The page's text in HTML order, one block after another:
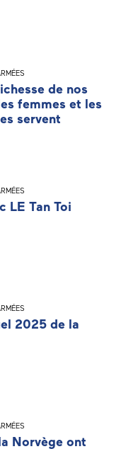
de nos
femmes et les
servent
LE Tan Toi
2025 de la
Norvège ont